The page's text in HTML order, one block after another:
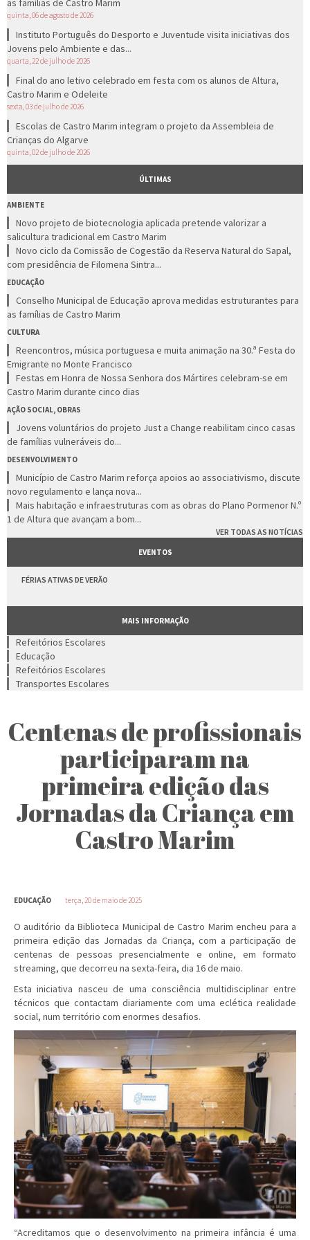
as famílias de Castro Marim
quinta, 06 de agosto de 2026
Instituto Português do Desporto e Juventude visita iniciativas dos
Jovens pelo Ambiente e das...
quarta, 22 de julho de 2026
Final do ano letivo celebrado em festa com os alunos de Altura,
Castro Marim e Odeleite
sexta, 03 de julho de 2026
Escolas de Castro Marim integram o projeto da Assembleia de
Crianças do Algarve
quinta, 02 de julho de 2026
ÚLTIMAS
AMBIENTE
Novo projeto de biotecnologia aplicada pretende valorizar a
salicultura tradicional em Castro Marim
Novo ciclo da Comissão de Cogestão da Reserva Natural do Sapal,
com presidência de Filomena Sintra...
EDUCAÇÃO
Conselho Municipal de Educação aprova medidas estruturantes para
as famílias de Castro Marim
CULTURA
Reencontros, música portuguesa e muita animação na 30.ª Festa do
Emigrante no Monte Francisco
Festas em Honra de Nossa Senhora dos Mártires celebram-se em
Castro Marim durante cinco dias
AÇÃO SOCIAL, OBRAS
Jovens voluntários do projeto Just a Change reabilitam cinco casas
de famílias vulneráveis do...
DESENVOLVIMENTO
Município de Castro Marim reforça apoios ao associativismo, discute
novo regulamento e lança nova...
Mais habitação e infraestruturas com as obras do Plano Pormenor N.º
1 de Altura que avançam a bom...
VER TODAS AS NOTÍCIAS
EVENTOS
FÉRIAS ATIVAS DE VERÃO
MAIS INFORMAÇÃO
Refeitórios Escolares
Educação
Refeitórios Escolares
Transportes Escolares
Centenas de profissionais
participaram na
primeira edição das
Jornadas da Criança em
Castro Marim
EDUCAÇÃO terça, 20 de maio de 2025
O auditório da Biblioteca Municipal de Castro Marim encheu para a
primeira edição das Jornadas da Criança, com a participação de
centenas de pessoas presencialmente e online, em formato
streaming, que decorreu na sexta-feira, dia 16 de maio.
Esta iniciativa nasceu de uma consciência multidisciplinar entre
técnicos que contactam diariamente com uma eclética realidade
social, num território com enormes desafios.
“Acreditamos que o desenvolvimento na primeira infância é uma